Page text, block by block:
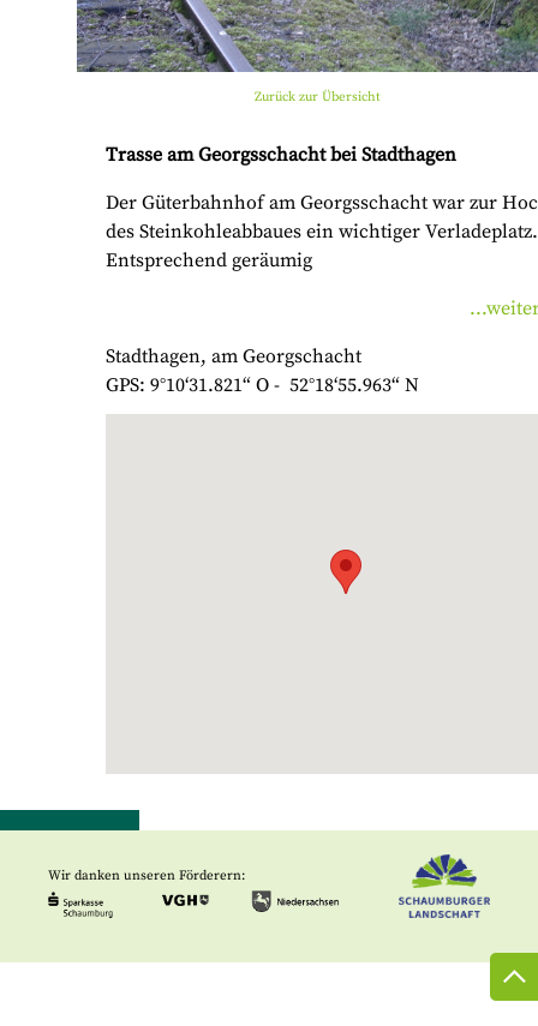
Zurück zur Übersicht
Trasse am Georgsschacht bei Stadthagen
Der Güterbahnhof am Georgsschacht war zur
des Steinkohleabbaues ein wichtiger Verladeplatz.
Entsprechend geräumig
Stadthagen, am Georgschacht
GPS: 9°10‘31.821“ O - 52°18‘55.963“ N
Wir danken unseren Förderern: